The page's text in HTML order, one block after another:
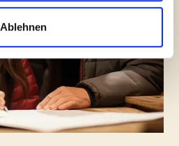
Ablehnen